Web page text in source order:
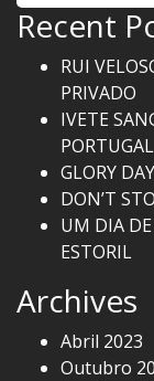
Recent
RUI
PRIVADO
IVETE
PORTUGAL
GLORY DAY
DON’T
UM DIA
ESTORIL
Archives
Abril 2023
Outubro